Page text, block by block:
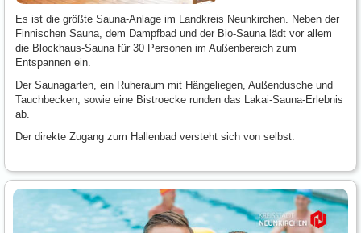
Es ist die größte Sauna-Anlage im Landkreis Neunkirchen. Neben der
Finnischen Sauna, dem Dampfbad und der Bio-Sauna lädt vor allem
die Blockhaus-Sauna für 30 Personen im Außenbereich zum
Entspannen ein.
Der Saunagarten, ein Ruheraum mit Hängeliegen, Außendusche und
Tauchbecken, sowie eine Bistroecke runden das Lakai-Sauna-Erlebnis
ab.
Der direkte Zugang zum Hallenbad versteht sich von selbst.